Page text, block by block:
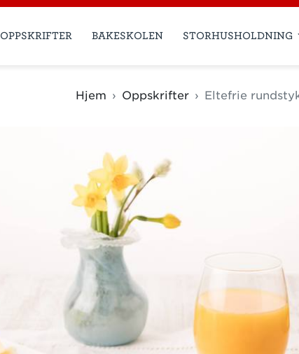
OPPSKRIFTER BAKESKOLEN STORHUSHOLDNING
Hjem Oppskrifter Eltefrie